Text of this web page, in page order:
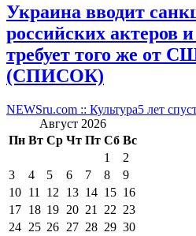
Украина вводит
российских актеров
требует того же от
(СПИСОК)
NEWSru.com :: Культура5 лет
Август 2026
Пн Вт Ср Чт Пт Сб Вс
1
2
3
4 5 6 7 8
9
10 11 12 13 14 15 16
17 18 19 20 21 22 23
24 25 26 27 28 29 30